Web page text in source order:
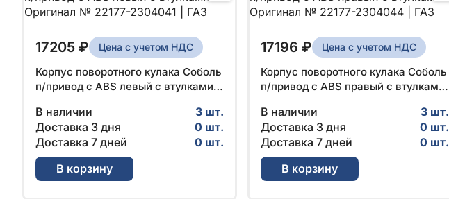
17205 ₽ Цена с учетом НДС
Корпус поворотного кулака Соболь
п/привод с ABS левый с втулками
В наличии
3 шт.
Доставка 3 дня
0 шт.
Доставка 7 дней
0 шт.
В корзину
17196 ₽ Цена с учетом НДС
Корпус поворотного кулака Соболь
п/привод с ABS правый с втулками
В наличии
3 шт.
Доставка 3 дня
0 шт.
Доставка 7 дней
0 шт.
В корзину